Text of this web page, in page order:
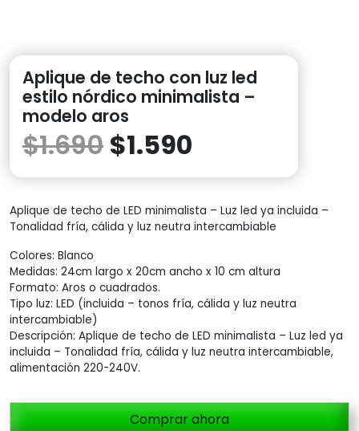
Aplique de techo con luz led
estilo nórdico minimalista –
modelo aros
$1.690 $1.590
Aplique de techo de LED minimalista – Luz led ya incluida –
Tonalidad fría, cálida y luz neutra intercambiable
Colores: Blanco
Medidas: 24cm largo x 20cm ancho x 10 cm altura
Formato: Aros o cuadrados.
Tipo luz: LED (incluida – tonos fría, cálida y luz neutra
intercambiable)
Descripción: Aplique de techo de LED minimalista – Luz led ya
incluida – Tonalidad fría, cálida y luz neutra intercambiable,
alimentación 220-240V.
Comprar ahora